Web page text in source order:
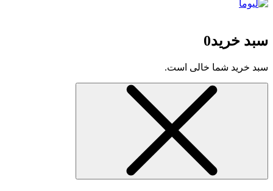
سبد خرید0
سبد خرید شما خالی است.